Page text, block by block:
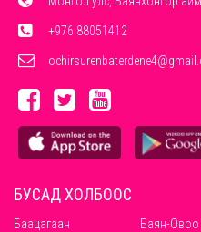
+976 88051412
БУСАД ХОЛБООС
Баацагаан Баян-Овоо